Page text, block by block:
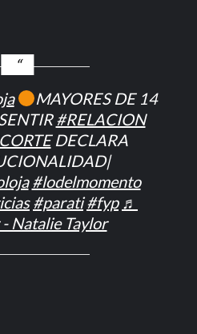
MAYORES DE 14
#RELACION
DECLARA
#lodelmomento
#parati #fyp ♬
Natalie Taylor